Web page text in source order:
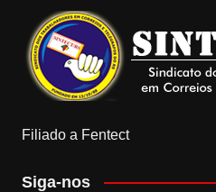
Filiado a Fentect
Siga-nos